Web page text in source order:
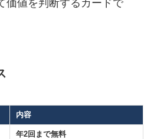
価値を判断するカードで
内容
年2回まで無料